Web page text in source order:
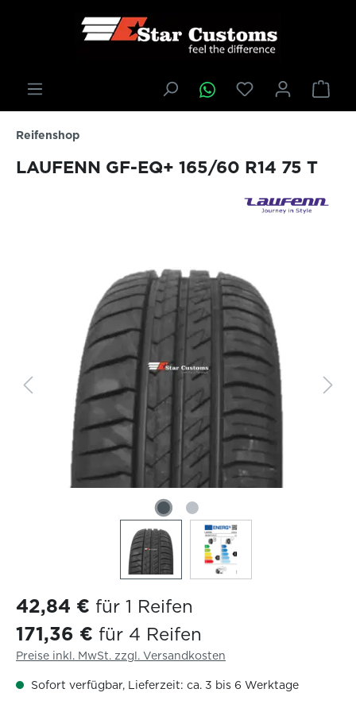
springen
Reifenshop
LAUFENN GF-EQ+ 165/60 R14 75 T
42,84 € für 1 Reifen
171,36 € für 4 Reifen
Preise inkl. MwSt. zzgl. Versandkosten
Sofort verfügbar, Lieferzeit: ca. 3 bis 6 Werktage